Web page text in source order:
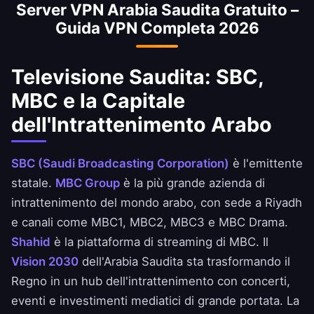
contenuti critici verso il governo. La nostra
VPN aggira tutti i filtri e sblocca il VoIP per una
comunicazione senza restrizioni.
Server VPN Arabia Saudita Gratuito –
Guida VPN Completa 2026
Televisione Saudita: SBC,
MBC e la Capitale
dell'Intrattenimento Arabo
SBC (Saudi Broadcasting Corporation) è l'emittente
statale. MBC Group è la più grande azienda di
intrattenimento del mondo arabo, con sede a Riyadh
e canali come MBC1, MBC2, MBC3 e MBC Drama.
Shahid è la piattaforma di streaming di MBC. Il
Vision 2030 dell'Arabia Saudita sta trasformando il
Regno in un hub dell'intrattenimento con concerti,
eventi e investimenti mediatici di grande portata. La